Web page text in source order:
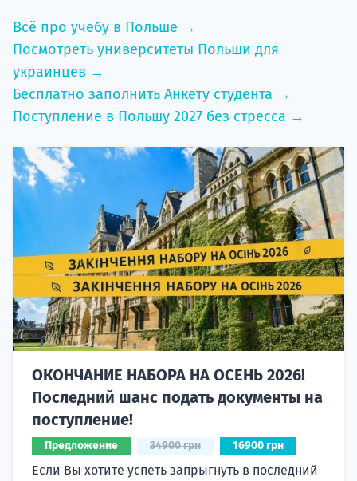
Всё про учебу в Польше →
Посмотреть университеты Польши для
украинцев →
Бесплатно заполнить Анкету студента →
Поступление в Польшу 2027 без стресса →
ОКОНЧАНИЕ НАБОРА НА ОСЕНЬ 2026!
Последний шанс подать документы на
поступление!
Предложение 34900 грн 16900 грн
Если Вы хотите успеть запрыгнуть в последний